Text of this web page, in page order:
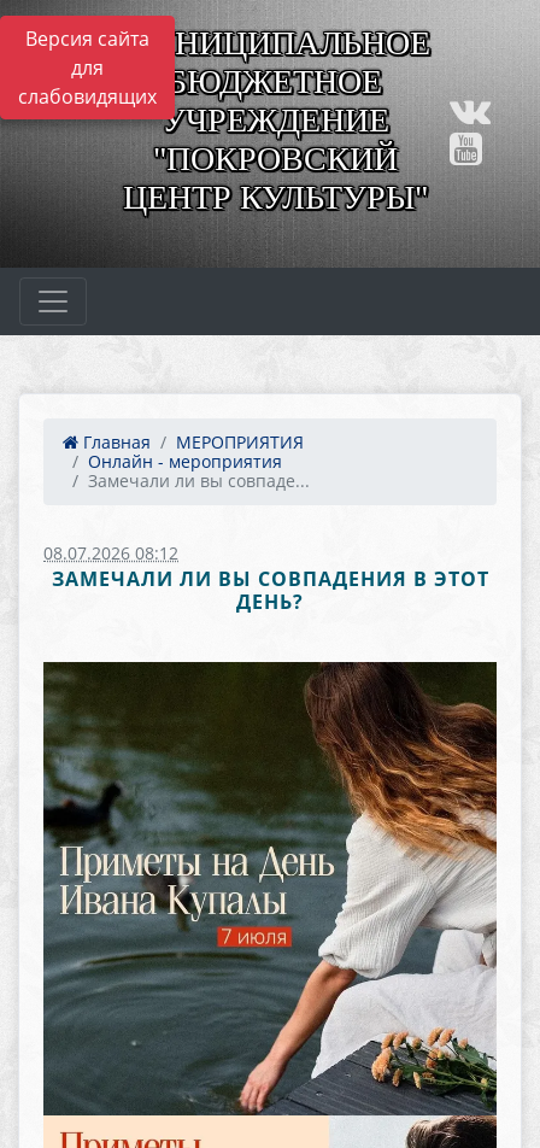
Версия сайта
для
слабовидящих
МУНИЦИПАЛЬНОЕ
БЮДЖЕТНОЕ
УЧРЕЖДЕНИЕ
"ПОКРОВСКИЙ
ЦЕНТР КУЛЬТУРЫ"
Главная
МЕРОПРИЯТИЯ
Онлайн - мероприятия
Замечали ли вы совпаде...
08.07.2026 08:12
ЗАМЕЧАЛИ ЛИ ВЫ СОВПАДЕНИЯ В ЭТОТ
ДЕНЬ?